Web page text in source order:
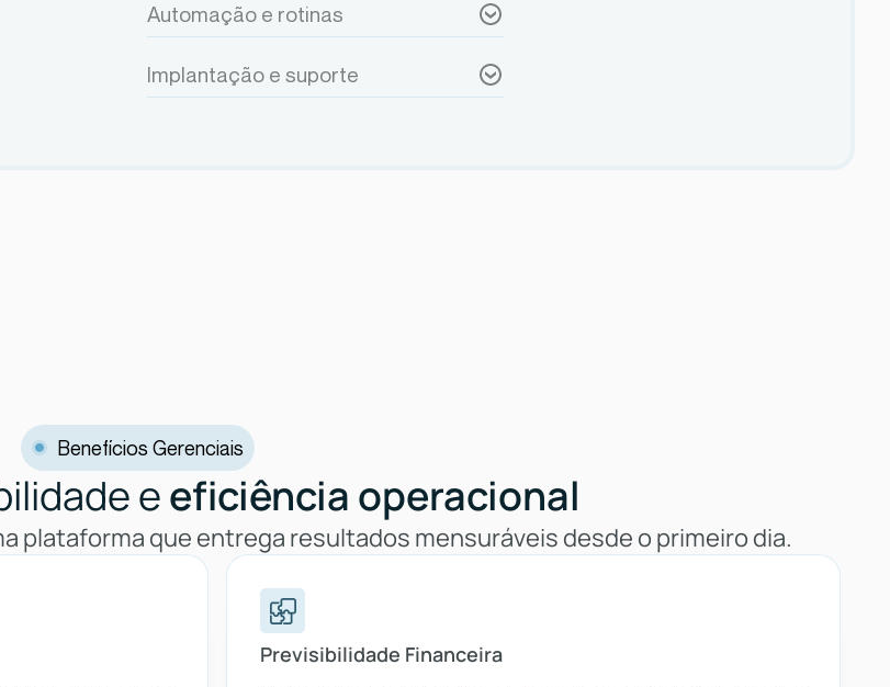
Automação e rotinas
Implantação e suporte
Benefícios Gerenciais
eeficiência operacional
plataforma que entrega resultados mensuráveis desde o primeiro dia.
Previsibilidade Financeira